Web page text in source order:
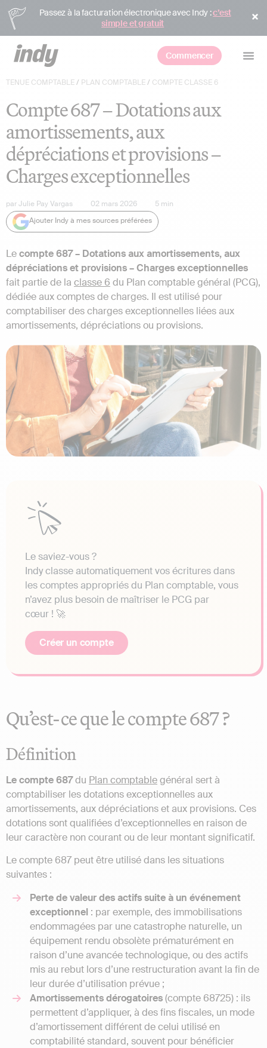
Passez à la facturation électronique avec Indy :c’est
simple et gratuit
Commencer
TENUE COMPTABLE/ PLAN COMPTABLE/ COMPTE CLASSE 6
Compte 687 – Dotations aux
amortissements, aux
dépréciations et provisions –
Charges exceptionnelles
parJulie Pay Vargas 02 mars 2026 5 min
Ajouter Indy à mes sources préférées
Lecompte 687 – Dotations aux amortissements, aux
dépréciations et provisions – Charges exceptionnelles
fait partie de la classe 6 du Plan comptable général (PCG),
dédiée aux comptes de charges. Il est utilisé pour
comptabiliser des charges exceptionnelles liées aux
amortissements, dépréciations ou provisions.
Le saviez-vous ?
Indy classe automatiquement vos écritures dans
les comptes appropriés du Plan comptable, vous
n’avez plus besoin de maîtriser le PCG par
cœur ! 🚀
Créer un compte
Qu’est-ce que le compte 687 ?
Définition
Le compte 687du Plan comptablegénéral sert à
comptabiliser les dotations exceptionnelles aux
amortissements, aux dépréciations et aux provisions. Ces
dotations sont qualifiées d’exceptionnelles en raison de
leur caractère non courant ou de leur montant significatif.
Le compte 687 peut être utilisé dans les situations
suivantes :
Perte de valeur des actifs suite à un événement
exceptionnel : par exemple, des immobilisations
endommagées par une catastrophe naturelle, un
équipement rendu obsolète prématurément en
raison d’une avancée technologique, ou des actifs
mis au rebut lors d’une restructuration avant la fin de
leur durée d’utilisation prévue ;
Amortissements dérogatoires(compte 68725) : ils
permettent d’appliquer, à des fins fiscales, un mode
d’amortissement différent de celui utilisé en
comptabilité standard, souvent pour bénéficier